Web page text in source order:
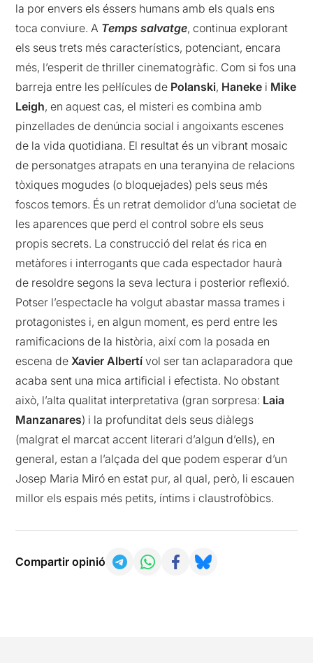
la por envers els éssers humans amb els quals ens
toca conviure. A Temps salvatge, continua explorant
els seus trets més característics, potenciant, encara
més, l’esperit de thriller cinematogràfic. Com si fos una
barreja entre les pel·lícules de Polanski, Haneke i Mike
Leigh, en aquest cas, el misteri es combina amb
pinzellades de denúncia social i angoixants escenes
de la vida quotidiana. El resultat és un vibrant mosaic
de personatges atrapats en una teranyina de relacions
tòxiques mogudes (o bloquejades) pels seus més
foscos temors. És un retrat demolidor d’una societat de
les aparences que perd el control sobre els seus
propis secrets. La construcció del relat és rica en
metàfores i interrogants que cada espectador haurà
de resoldre segons la seva lectura i posterior reflexió.
Potser l’espectacle ha volgut abastar massa trames i
protagonistes i, en algun moment, es perd entre les
ramificacions de la història, així com la posada en
escena deXavier Albertí vol ser tan aclaparadora que
acaba sent una mica artificial i efectista. No obstant
això, l’alta qualitat interpretativa (gran sorpresa: Laia
Manzanares) i la profunditat dels seus diàlegs
(malgrat el marcat accent literari d’algun d’ells), en
general, estan a l’alçada del que podem esperar d’un
Josep Maria Miró en estat pur, al qual, però, li escauen
millor els espais més petits, íntims i claustrofòbics.
Compartir opinió